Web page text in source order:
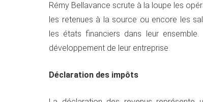
Rémy Bellavance scrute à la loupe les
les retenues à la source ou encore les
les états financiers dans leur
développement de leur entreprise.
Déclaration des impôts